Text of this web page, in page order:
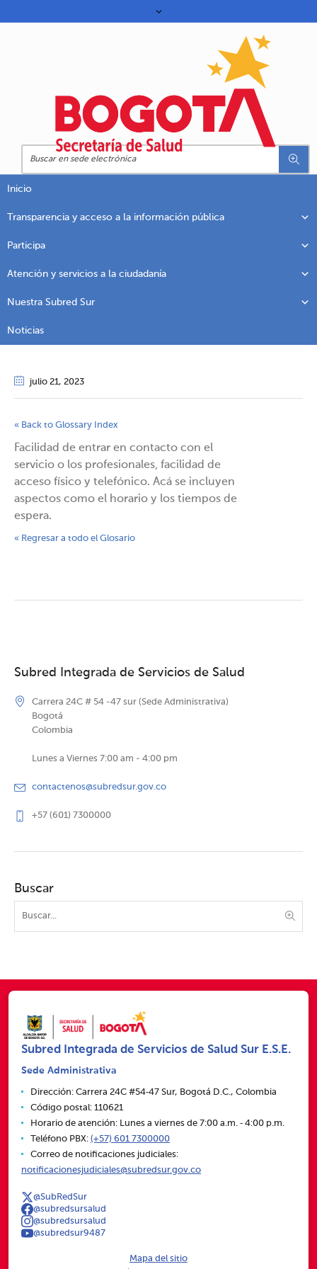
Inicio
Transparencia y acceso a la información pública
Participa
Atención y servicios a la ciudadanía
Nuestra Subred Sur
Noticias
julio 21, 2023
« Back to Glossary Index
Facilidad de entrar en contacto con el
servicio o los profesionales, facilidad de
acceso físico y telefónico. Acá se incluyen
aspectos como el horario y los tiempos de
espera.
« Regresar a todo el Glosario
Subred Integrada de Servicios de Salud
Carrera 24C # 54 -47 sur (Sede Administrativa)
Bogotá
Colombia
Lunes a Viernes 7:00 am - 4:00 pm
contactenos@subredsur.gov.co
+57 (601) 7300000
Buscar
Subred Integrada de Servicios de Salud Sur E.S.E.
Sede Administrativa
Dirección: Carrera 24C #54‑47 Sur, Bogotá D.C., Colombia
Código postal: 110621
Horario de atención: Lunes a viernes de 7:00 a.m. ‑ 4:00 p.m.
Teléfono PBX: (+57) 601 7300000
Correo de notificaciones judiciales:
notificacionesjudiciales@subredsur.gov.co
@SubRedSur
@subredsursalud
@subredsursalud
@subredsur9487
Mapa del sitio